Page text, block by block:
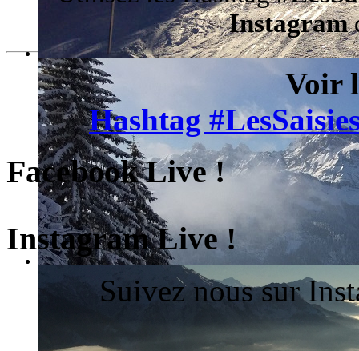
Instagram
Voir
Hashtag
Facebook Live !
Instagram Live !
Suivez nous sur